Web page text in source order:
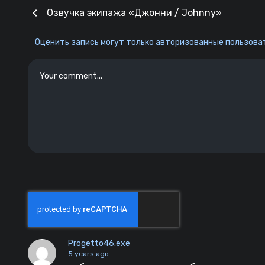
chevron_left Озвучка экипажа «Джонни / Johnny»
Оценить запись могут только авторизованные
Progetto46.exe
5 years ago